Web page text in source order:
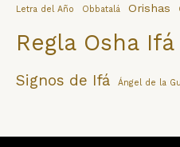
Letra del Año Obbatalá Orishas
Regla Osha Ifá
Signos de Ifá Ángel de la